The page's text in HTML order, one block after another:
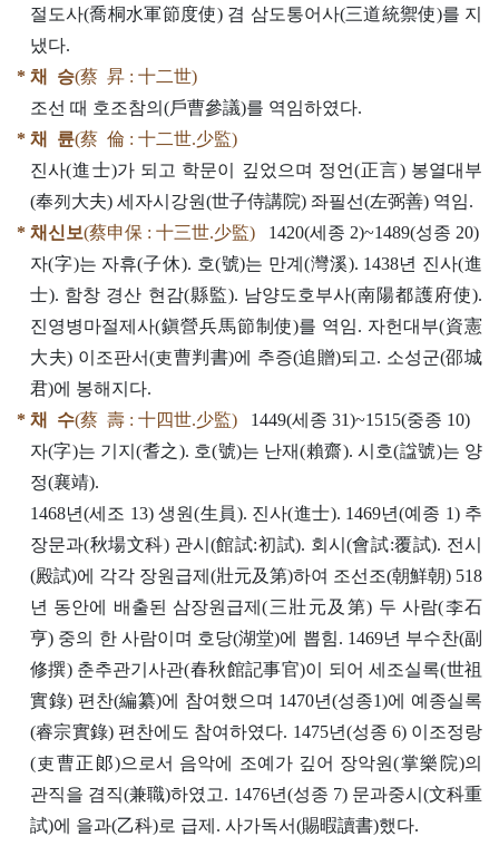
절도사(喬桐水軍節度使) 겸 삼도통어사(三道統禦使)를 지
냈다.
* 채 승(蔡 昇 : 十二世)
조선 때 호조참의(戶曹參議)를 역임하였다.
* 채 륜(蔡 倫 : 十二世.少監)
진사(進士)가 되고 학문이 깊었으며 정언(正言) 봉열대부
(奉列大夫) 세자시강원(世子侍講院) 좌필선(左弼善) 역임.
* 채신보(蔡申保 : 十三世.少監) 1420(세종 2)~1489(성종 20)
자(字)는 자휴(子休). 호(號)는 만계(灣溪). 1438년 진사(進
士). 함창 경산 현감(縣監). 남양도호부사(南陽都護府使).
진영병마절제사(鎭營兵馬節制使)를 역임. 자헌대부(資憲
大夫) 이조판서(吏曹判書)에 추증(追贈)되고. 소성군(邵城
君)에 봉해지다.
* 채 수(蔡 壽 : 十四世.少監) 1449(세종 31)~1515(중종 10)
자(字)는 기지(耆之). 호(號)는 난재(賴齋). 시호(諡號)는 양
정(襄靖).
1468년(세조 13) 생원(生員). 진사(進士). 1469년(예종 1) 추
장문과(秋場文科) 관시(館試:初試). 회시(會試:覆試). 전시
(殿試)에 각각 장원급제(壯元及第)하여 조선조(朝鮮朝) 518
년 동안에 배출된 삼장원급제(三壯元及第) 두 사람(李石
亨) 중의 한 사람이며 호당(湖堂)에 뽑힘. 1469년 부수찬(副
修撰) 춘추관기사관(春秋館記事官)이 되어 세조실록(世祖
實錄) 편찬(編纂)에 참여했으며 1470년(성종1)에 예종실록
(睿宗實錄) 편찬에도 참여하였다. 1475년(성종 6) 이조정랑
(吏曹正郞)으로서 음악에 조예가 깊어 장악원(掌樂院)의
관직을 겸직(兼職)하였고. 1476년(성종 7) 문과중시(文科重
試)에 을과(乙科)로 급제. 사가독서(賜暇讀書)했다.